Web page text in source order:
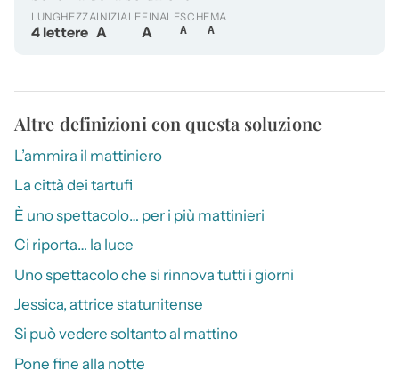
LUNGHEZZA
4 lettere
INIZIALE
A
FINALE
A
SCHEMA
A__A
Altre definizioni con questa soluzione
L’ammira il mattiniero
La città dei tartufi
È uno spettacolo… per i più mattinieri
Ci riporta… la luce
Uno spettacolo che si rinnova tutti i giorni
Jessica, attrice statunitense
Si può vedere soltanto al mattino
Pone fine alla notte